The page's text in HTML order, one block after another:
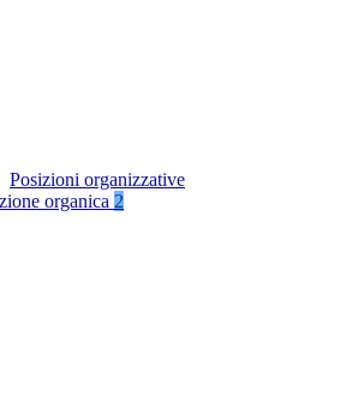
Posizioni organizzative
organica 2